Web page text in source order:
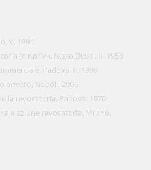
V, 1994
(dir.priv.), N.sso Dig.it., II, 1958
Padova, II, 1999
privato, Napoli, 2006
revocatoria, Padova, 1970
e azione revocatoria, Milano,